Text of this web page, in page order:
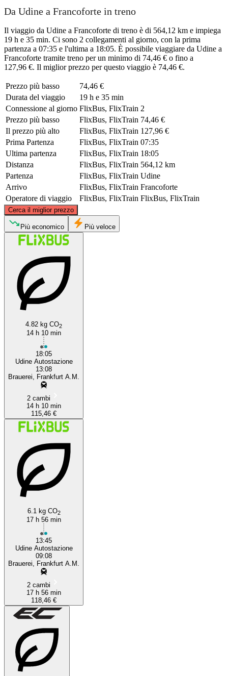
Da Udine a Francoforte in treno
Il viaggio da Udine a Francoforte di treno è di 564,12 km e impiega
19 h e 35 min. Ci sono 2 collegamenti al giorno, con la prima
partenza a 07:35 e l'ultima a 18:05. È possibile viaggiare da Udine a
Francoforte tramite treno per un minimo di 74,46 € o fino a
127,96 €. Il miglior prezzo per questo viaggio è 74,46 €.
Prezzo più basso
74,46 €
Durata del viaggio
19 h e 35 min
Connessione al giorno FlixBus, FlixTrain 2
Prezzo più basso
FlixBus, FlixTrain 74,46 €
Il prezzo più alto
FlixBus, FlixTrain 127,96 €
Prima Partenza
FlixBus, FlixTrain 07:35
Ultima partenza
FlixBus, FlixTrain 18:05
Distanza
FlixBus, FlixTrain 564,12 km
Partenza
FlixBus, FlixTrain Udine
Arrivo
FlixBus, FlixTrain Francoforte
Operatore di viaggio
FlixBus, FlixTrain FlixBus, FlixTrain
Cerca il miglior prezzo
Frankfurt
©CARTO , ©OpenStreetMapcontributors
Più economico Più veloce
4.82 kg CO2
14 h 10 min
18:05
Udine Autostazione
13:08
Brauerei, Frankfurt A.M.
2 cambi
14 h 10 min
115,46 €
6.1 kg CO2
17 h 56 min
13:45
Udine Autostazione
09:08
Brauerei, Frankfurt A.M.
2 cambi
17 h 56 min
118,46 €